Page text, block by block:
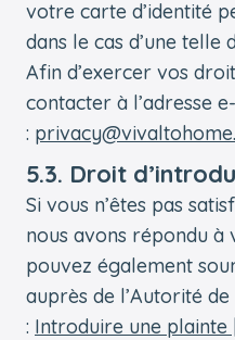
votre carte d’identité
dans le cas d’une telle
Afin d’exercer vos
contacter à l’adresse
:
5.3. Droit
Si vous n’êtes pas
nous avons répondu à
pouvez également
auprès de l’Autorité
: Introduire une